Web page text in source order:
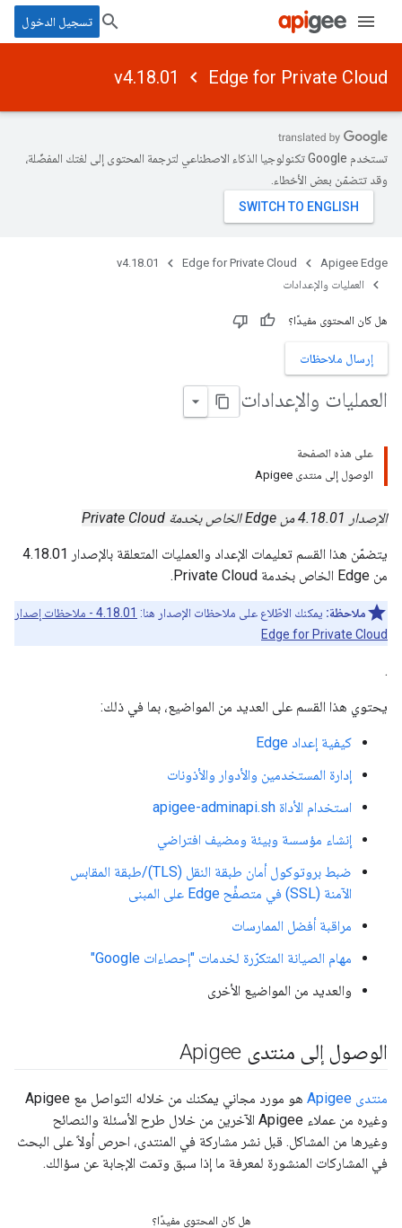
تسجيل الدخول
Edge for Private Cloud
v4.18.01
تستخدم Google تكنولوجيا الذكاء الاصطناعي لترجمة المحتوى إلى لغتك المفضّلة،
وقد تتضمّن بعض الأخطاء.
Apigee Edge
Edge for Private Cloud
v4.18.01
العمليات والإعدادات
هل كان المحتوى مفيدًا؟
إرسال ملاحظات
العمليات والإعدادات
على هذه الصفحة
الوصول إلى منتدى Apigee
الإصدار 4.18.01 من Edge الخاص بخدمة Private Cloud
يتضمّن هذا القسم تعليمات الإعداد والعمليات المتعلقة بالإصدار 4.18.01
من Edge الخاص بخدمة Private Cloud.
ملاحظة: يمكنك الاطّلاع على ملاحظات الإصدار هنا:
4.18.01 - ملاحظات إصدار
Edge for Private Cloud
.
يحتوي هذا القسم على العديد من المواضيع، بما في ذلك:
كيفية إعداد Edge
إدارة المستخدمين والأدوار والأذونات
استخدام الأداة apigee-adminapi.sh
إنشاء مؤسسة وبيئة ومضيف افتراضي
ضبط بروتوكول أمان طبقة النقل (TLS)/طبقة المقابس
الآمنة (SSL) في متصفِّح Edge على المبنى
مراقبة أفضل الممارسات
مهام الصيانة المتكرّرة لخدمات "إحصاءات Google"
والعديد من المواضيع الأخرى
الوصول إلى منتدى Apigee
منتدى Apigee
هو مورد مجاني يمكنك من خلاله التواصل مع Apigee
وغيره من عملاء Apigee الآخرين من خلال طرح الأسئلة والنصائح
وغيرها من المشاكل. قبل نشر مشاركة في المنتدى، احرص أولاً على البحث
في المشاركات المنشورة لمعرفة ما إذا سبق وتمت الإجابة عن سؤالك.
هل كان المحتوى مفيدًا؟